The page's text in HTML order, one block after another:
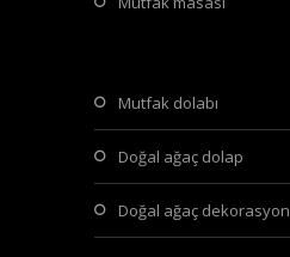
mutfak dolabı
doğal ağaç dolap
doğal ağaç dekorasyon